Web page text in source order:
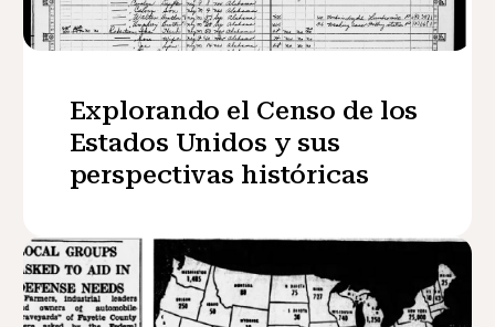
Explorando el Censo de los
Estados Unidos y sus
perspectivas históricas